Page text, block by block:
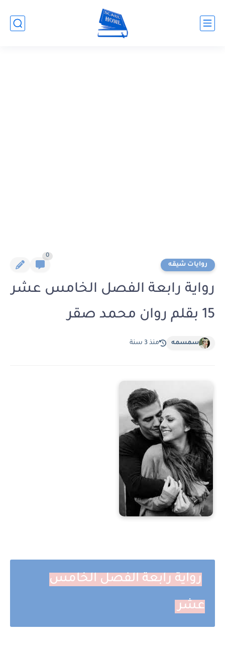
روايات شيقه
0
رواية رابعة الفصل الخامس عشر
15 بقلم روان محمد صقر
سمسمه منذ 3 سنة
رواية رابعة الفصل الخامس
عشر